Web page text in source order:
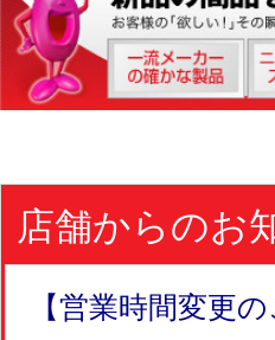
店舗からのお
【営業時間変更の